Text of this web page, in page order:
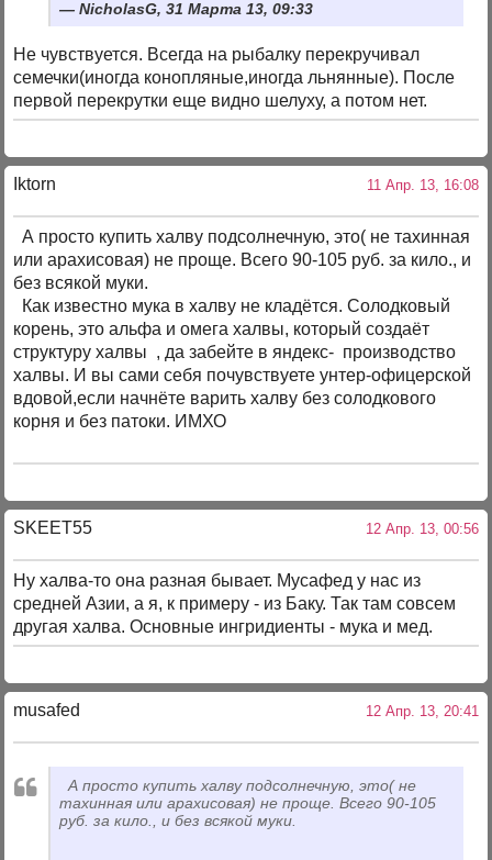
NicholasG, 31 Марта 13, 09:33
Не чувствуется. Всегда на рыбалку перекручивал
семечки(иногда конопляные,иногда льнянные). После
первой перекрутки еще видно шелуху, а потом нет.
Iktorn 11 Апр. 13, 16:08
А просто купить халву подсолнечную, это( не тахинная
или арахисовая) не проще. Всего 90-105 руб. за кило., и
без всякой муки.
Как известно мука в халву не кладётся. Солодковый
корень, это альфа и омега халвы, который создаёт
структуру халвы , да забейте в яндекс- производство
халвы. И вы сами себя почувствуете унтер-офицерской
вдовой,если начнёте варить халву без солодкового
корня и без патоки. ИМХО
SKEET55 12 Апр. 13, 00:56
Ну халва-то она разная бывает. Мусафед у нас из
средней Азии, а я, к примеру - из Баку. Так там совсем
другая халва. Основные ингридиенты - мука и мед.
musafed 12 Апр. 13, 20:41
А просто купить халву подсолнечную, это( не
тахинная или арахисовая) не проще. Всего 90-105
руб. за кило., и без всякой муки.